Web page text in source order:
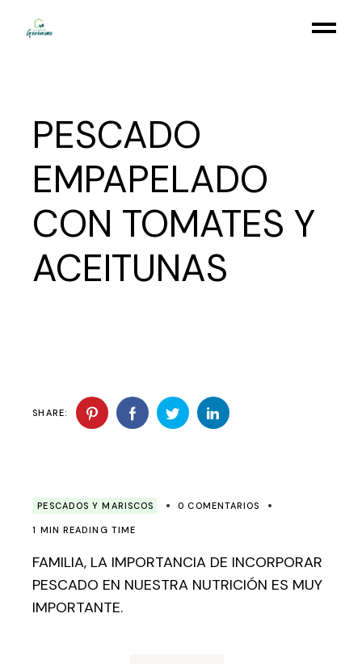
PESCADO
EMPAPELADO
CON TOMATES Y
ACEITUNAS
SHARE:
PESCADOS Y MARISCOS 0 COMENTARIOS
1 MIN READING TIME
FAMILIA, LA IMPORTANCIA DE INCORPORAR
PESCADO EN NUESTRA NUTRICIÓN ES MUY
IMPORTANTE.